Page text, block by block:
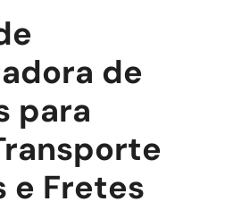
de
para
e Fretes